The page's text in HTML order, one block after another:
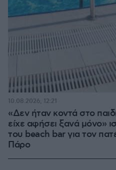
«Δεν ήταν κοντά στο
είχε αφήσει ξανά μόνο»
του beach bar για τον
Πάρο
10.08.2026, 12:21